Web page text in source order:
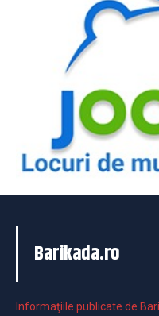
Barikada.ro
Informaţiile publicate de